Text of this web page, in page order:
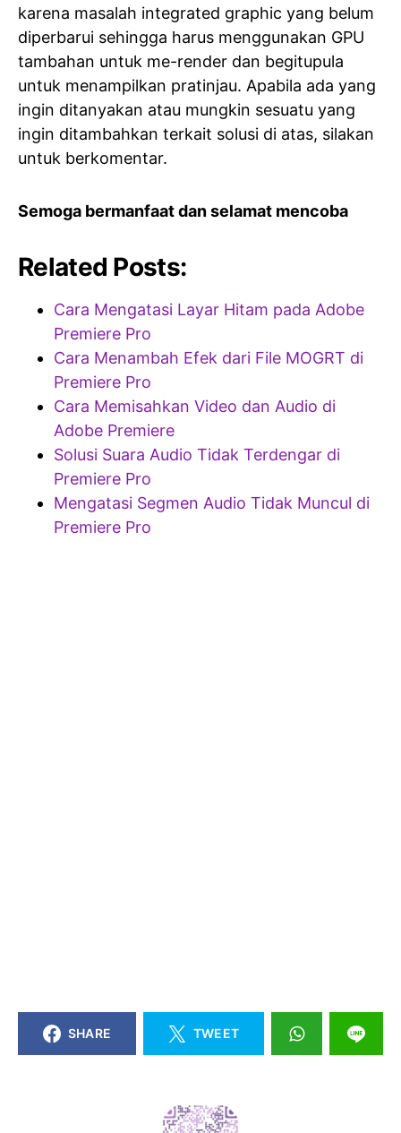
karena masalah integrated graphic yang belum
diperbarui sehingga harus menggunakan GPU
tambahan untuk me-render dan begitupula
untuk menampilkan pratinjau. Apabila ada yang
ingin ditanyakan atau mungkin sesuatu yang
ingin ditambahkan terkait solusi di atas, silakan
untuk berkomentar.
Semoga bermanfaat dan selamat mencoba
Related Posts:
Cara Mengatasi Layar Hitam pada Adobe
Premiere Pro
Cara Menambah Efek dari File MOGRT di
Premiere Pro
Cara Memisahkan Video dan Audio di
Adobe Premiere
Solusi Suara Audio Tidak Terdengar di
Premiere Pro
Mengatasi Segmen Audio Tidak Muncul di
Premiere Pro
SHARE TWEET